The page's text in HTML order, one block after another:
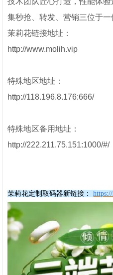
集秒抢、转发、营销三位于一
茉莉花链接地址：
http://www.molih.vip
特殊地区地址：
http://118.196.8.176:666/
特殊地区备用地址：
http://222.211.75.151:1000/#/
茉莉花定制取码器新链接：